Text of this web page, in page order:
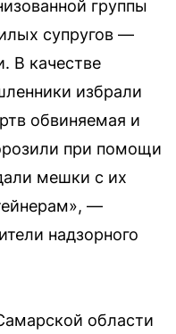
группы
супругов —
В качестве
избрали
обвиняемая и
при помощи
мешки с их
—
надзорного
области